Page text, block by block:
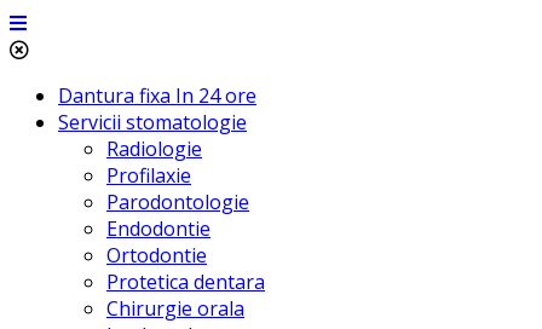
Dantura fixa In 24 ore
Servicii stomatologie
Radiologie
Profilaxie
Parodontologie
Endodontie
Ortodontie
Protetica dentara
Chirurgie orala